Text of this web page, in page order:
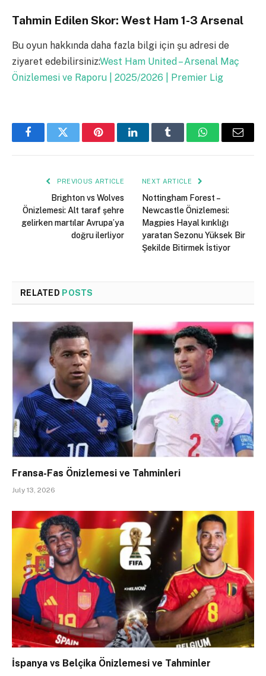
Tahmin Edilen Skor: West Ham 1-3 Arsenal
Bu oyun hakkında daha fazla bilgi için şu adresi de
ziyaret edebilirsiniz:West Ham United – Arsenal Maç
Önizlemesi ve Raporu | 2025/2026 | Premier Lig
FacebookTwitter PinterestLinkedInTumblr WhatsAppEmail
PREVIOUS ARTICLE
Brighton vs Wolves
Önizlemesi: Alt taraf şehre
gelirken martılar Avrupa’ya
doğru ilerliyor
NEXT ARTICLE
Nottingham Forest –
Newcastle Önizlemesi:
Magpies Hayal kırıklığı
yaratan Sezonu Yüksek Bir
Şekilde Bitirmek İstiyor
RELATED POSTS
Fransa-Fas Önizlemesi ve Tahminleri
July 13, 2026
İspanya vs Belçika Önizlemesi ve Tahminler